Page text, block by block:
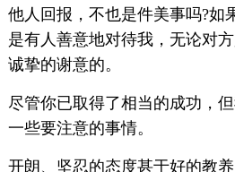
他人回报，不也是件美事吗?如
是有人善意地对待我，无论对
诚挚的谢意的。
尽管你已取得了相当的成功，
一些要注意的事情。
开朗、坚忍的态度甚于好的教养